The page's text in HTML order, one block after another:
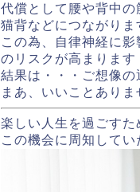
代償として腰や背中
猫背などにつながりま
この為、自律神経に
のリスクが高まります
結果は・・・ご想像の
まあ、いいことありま
楽しい人生を過ごすた
この機会に周知してい